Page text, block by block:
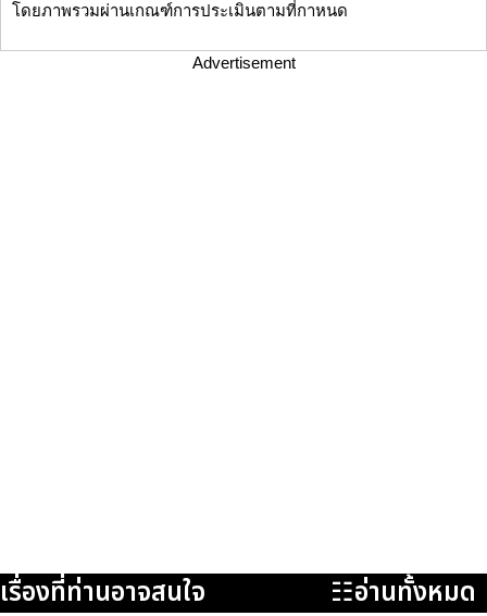
โดยภาพรวมผ่านเกณฑ์การประเมินตามที่กาหนด
Advertisement
เรื่องที่ท่านอาจสนใจ ☷อ่านทั้งหมด